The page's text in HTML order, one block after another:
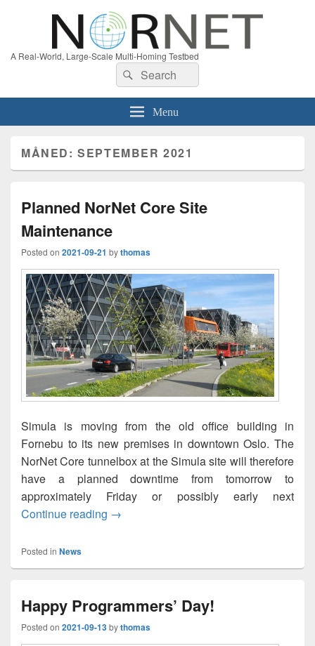
A Real-World, Large-Scale Multi-Homing Testbed
Search
for:
Search
Menu
MÅNED:SEPTEMBER 2021
Planned NorNet Core Site
Maintenance
Posted on 2021-09-21 bythomas
Simula is moving from the old office building in
Fornebu to its new premises in downtown Oslo. The
NorNet Core tunnelbox at the Simula site will therefore
have a planned downtime from tomorrow to
approximately Friday or possibly early next
Continue reading Planned NorNet Core Site Maintenance
→
Posted in News
Happy Programmers’ Day!
Posted on 2021-09-13bythomas